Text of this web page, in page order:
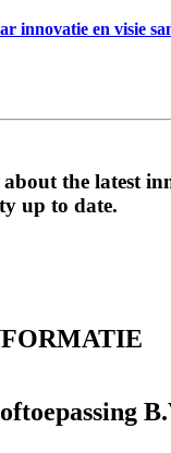
innovatie en visie
the latest
up to date.